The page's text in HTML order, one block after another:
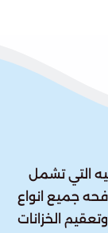
التي تشمل
جميع انواع
الخزانات